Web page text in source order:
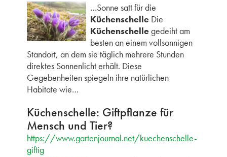
…Sonne satt für die
KüchenschelleDie
Küchenschellegedeiht am
besten an einem vollsonnigen
Standort, an dem sie täglich mehrere Stunden
direktes Sonnenlicht erhält. Diese
Gegebenheiten spiegeln ihre natürlichen
Habitate wie…
Küchenschelle: Giftpflanze für
Mensch und Tier?
https://www.gartenjournal.net/kuechenschelle-
giftig